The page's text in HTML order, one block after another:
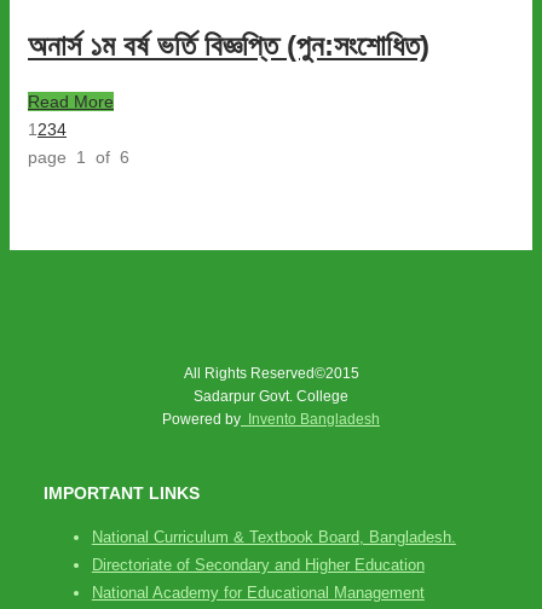
অনার্স ১ম বর্ষ ভর্তি বিজ্ঞপ্তি (পুন:সংশোধিত)
Read More
1 234
page 1 of 6
All Rights Reserved©2015
Sadarpur Govt. College
Powered by Invento Bangladesh
IMPORTANT LINKS
National Curriculum & Textbook Board, Bangladesh.
Directoriate of Secondary and Higher Education
National Academy for Educational Management